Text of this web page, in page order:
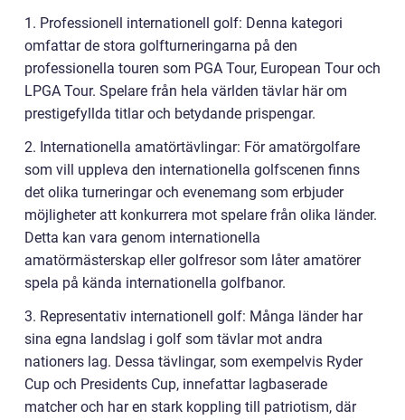
1. Professionell internationell golf: Denna kategori
omfattar de stora golfturneringarna på den
professionella touren som PGA Tour, European Tour och
LPGA Tour. Spelare från hela världen tävlar här om
prestigefyllda titlar och betydande prispengar.
2. Internationella amatörtävlingar: För amatörgolfare
som vill uppleva den internationella golfscenen finns
det olika turneringar och evenemang som erbjuder
möjligheter att konkurrera mot spelare från olika länder.
Detta kan vara genom internationella
amatörmästerskap eller golfresor som låter amatörer
spela på kända internationella golfbanor.
3. Representativ internationell golf: Många länder har
sina egna landslag i golf som tävlar mot andra
nationers lag. Dessa tävlingar, som exempelvis Ryder
Cup och Presidents Cup, innefattar lagbaserade
matcher och har en stark koppling till patriotism, där